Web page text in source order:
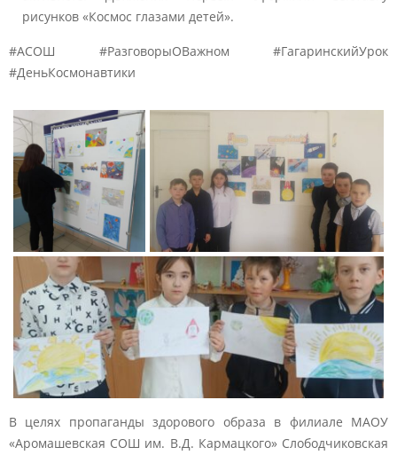
рисунков «Космос глазами детей».
#АСОШ #РазговорыОВажном #ГагаринскийУрок
#ДеньКосмонавтики
В целях пропаганды здорового образа в филиале МАОУ
«Аромашевская СОШ им. В.Д. Кармацкого» Слободчиковская